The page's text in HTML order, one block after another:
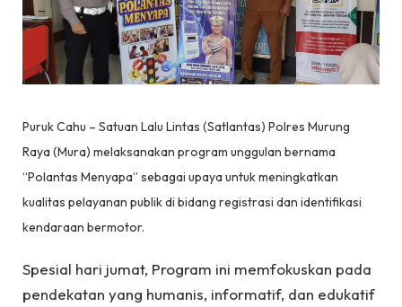
Puruk Cahu – Satuan Lalu Lintas (Satlantas) Polres Murung
Raya (Mura) melaksanakan program unggulan bernama
“Polantas Menyapa” sebagai upaya untuk meningkatkan
kualitas pelayanan publik di bidang registrasi dan identifikasi
kendaraan bermotor.
Spesial hari jumat, Program ini memfokuskan pada
pendekatan yang humanis, informatif, dan edukatif